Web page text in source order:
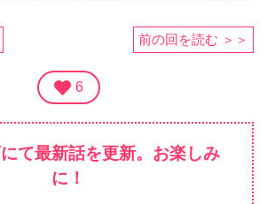
前の回を読む ＞＞
6
て最新話を更新。お楽しみ
に！